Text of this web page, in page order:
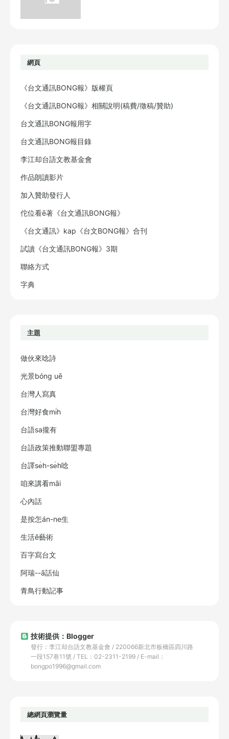
網頁
《台文通訊BONG報》版權頁
《台文通訊BONG報》相關說明(稿費/徵稿/贊助)
台文通訊BONG報用字
台文通訊BONG報目錄
李江却台語文教基金會
作品朗讀影片
加入贊助發行人
佗位看ē著《台文通訊BONG報》
《台文通訊》kap《台文BONG報》合刊
試讀《台文通訊BONG報》3期
聯絡方式
字典
主題
做伙來唸詩
光景bóng uē
台灣人寫真
台灣好食mi̍h
台語sa攏有
台語政策推動聯盟專題
台譯se̍h-se̍h唸
咱來講看māi
心內話
是按怎án-ne生
生活ê藝術
百字寫台文
阿瑞--ā話仙
青鳥行動記事
技術提供：Blogger
發行：李江却台語文教基金會 / 220066新北市板橋區四川路
一段157巷11號 / TEL：02-2311-2199 / E-mail：
bongpo1996@gmail.com
總網頁瀏覽量